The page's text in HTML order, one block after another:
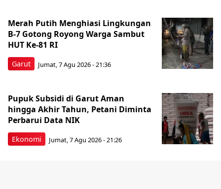
Garut
Merah Putih Menghiasi Lingkungan
B-7 Gotong Royong Warga Sambut
HUT Ke-81 RI
Jumat, 7 Agu 2026 - 21:36
Ekonomi
Pupuk Subsidi di Garut Aman
hingga Akhir Tahun, Petani Diminta
Perbarui Data NIK
Jumat, 7 Agu 2026 - 21:26